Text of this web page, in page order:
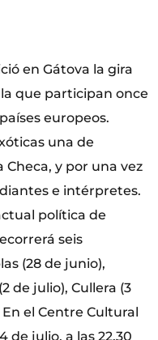
en Gátova la gira
que participan once
europeos.
una de
y por una vez
e intérpretes.
política de
seis
(28 de junio),
de julio), Cullera (3
el Centre Cultural
de julio, a las 22.30